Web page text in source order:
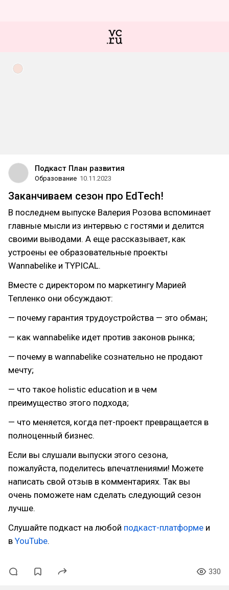
Подкаст План развития
Образование 10.11.2023
Заканчиваем сезон про EdTech!
В последнем выпуске Валерия Розова вспоминает
главные мысли из интервью с гостями и делится
своими выводами. А еще рассказывает, как
устроены ее образовательные проекты
Wannabelike и TYPICAL.
Вместе с директором по маркетингу Марией
Тепленко они обсуждают:
— почему гарантия трудоустройства — это обман;
— как wannabelike идет против законов рынка;
— почему в wannabelike сознательно не продают
мечту;
— что такое holistic education и в чем
преимущество этого подхода;
— что меняется, когда пет-проект превращается в
полноценный бизнес.
Если вы слушали выпуски этого сезона,
пожалуйста, поделитесь впечатлениями! Можете
написать свой отзыв в комментариях. Так вы
очень поможете нам сделать следующий сезон
лучше.
Слушайте подкаст на любой подкаст-платформе и
в YouTube.
330